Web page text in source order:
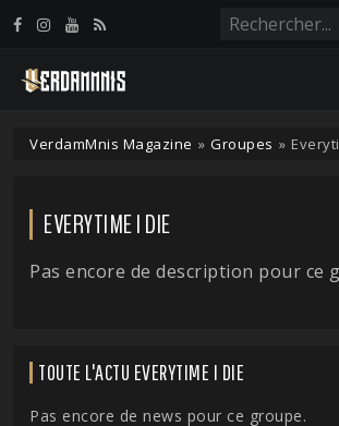
VerdamMnis Magazine » Groupes »
EVERYTIME I DIE
Pas encore de description pour ce
TOUTE L'ACTU EVERYTIME I DIE
Pas encore de news pour ce groupe.
Panneau de gestion des cookies